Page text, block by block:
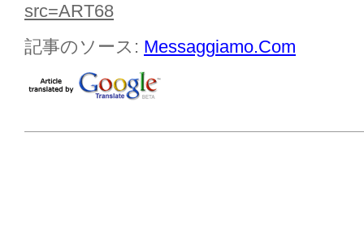
src=ART68
記事のソース: Messaggiamo.Com